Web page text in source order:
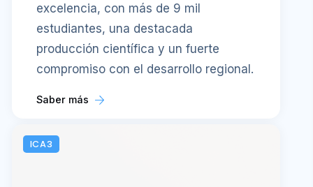
excelencia, con más de 9 mil
estudiantes, una destacada
producción científica y un fuerte
compromiso con el desarrollo regional.
Saber más
ICA3